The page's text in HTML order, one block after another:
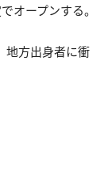
オープンする。
地方出身者に衝